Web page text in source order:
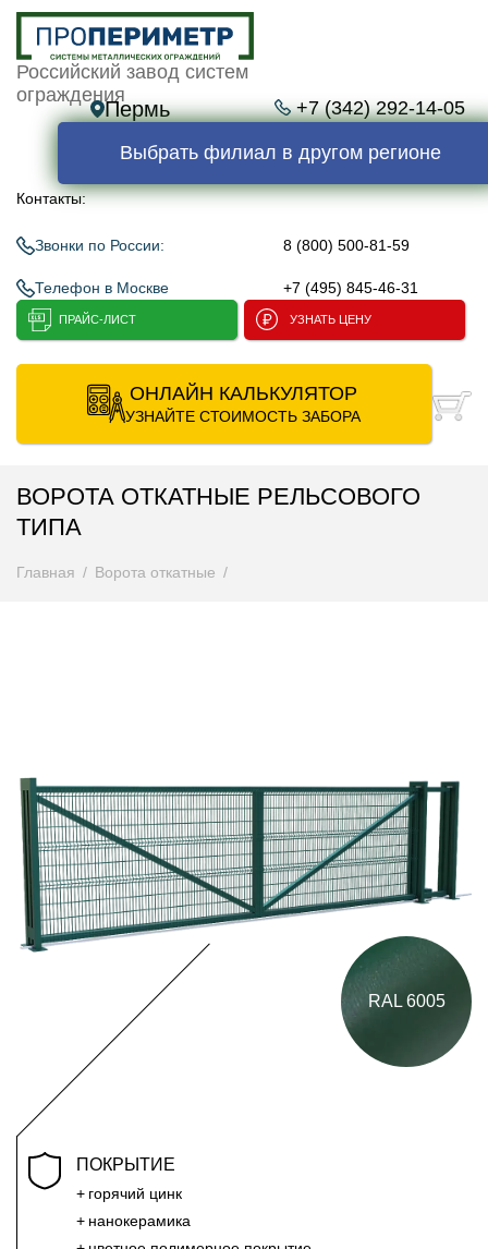
Российский завод систем
ограждения
Пермь +7 (342) 292-14-05
Выбрать филиал в другом регионе
Контакты:
Звонки по России: 8 (800) 500-81-59
Телефон в Москве +7 (495) 845-46-31
ПРАЙС-ЛИСТ УЗНАТЬ ЦЕНУ
ОНЛАЙН КАЛЬКУЛЯТОР
УЗНАЙТЕ СТОИМОСТЬ ЗАБОРА
ВОРОТА ОТКАТНЫЕ РЕЛЬСОВОГО
ТИПА
Главная Ворота откатные
RAL 6005
ПОКРЫТИЕ
горячий цинк
нанокерамика